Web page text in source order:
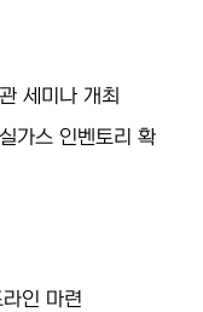
세미나 개최
가스 인벤토리 확
인 마련